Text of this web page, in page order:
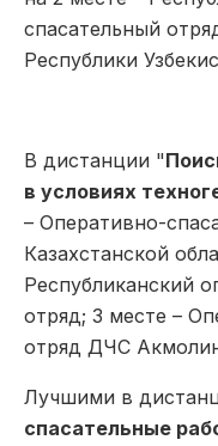
спасательный
Республики
В дистанции "
в условиях
– Оперативно-
Казахстанской
Республиканский
отряд; 3 месте –
отряд ДЧС
Лучшими в
спасательные